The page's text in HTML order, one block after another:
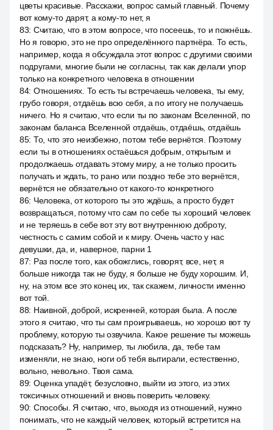
цветы красивые. Расскажи, вопрос самый главный. Почему
вот кому-то дарят, а кому-то нет, я
83: Считаю, что в этом вопросе, что посеешь, то и пожнёшь.
Но я говорю, это не про определённого партнёра. То есть,
например, когда я обсуждала этот вопрос с другими своими
подругами, многие были не согласны, так как делали упор
только на конкретного человека в отношении
84: Отношениях. То есть ты встречаешь человека, ты ему,
грубо говоря, отдаёшь всю себя, а по итогу не получаешь
ничего. Но я считаю, что если ты по законам Вселенной, по
законам баланса Вселенной отдаёшь, отдаёшь, отдаёшь
85: То, что это неизбежно, потом тебе вернётся. Поэтому
если ты в отношениях остаёшься добрым, открытым и
продолжаешь отдавать этому миру, а не только просить
получать и ждать, то рано или поздно тебе это вернётся,
вернётся не обязательно от какого-то конкретного
86: Человека, от которого ты это ждёшь, а просто будет
возвращаться, потому что сам по себе ты хороший человек
и не теряешь в себе вот эту вот внутреннюю доброту,
честность с самим собой и к миру. Очень часто у нас
девушки, да, и, наверное, парни 1
87: Раз после того, как обожглись, говорят, все, нет, я
больше никогда так не буду, я больше не буду хорошим. И,
ну, на этом все это конец их, так скажем, личности именно
вот той.
88: Наивной, доброй, искренней, которая была. А после
этого я считаю, что ты сам проигрываешь, но хорошо вот ту
проблему, которую ты озвучила. Какое решение ты можешь
подсказать? Ну, например, ты любила, да, тебе там
изменяли, не знаю, ноги об тебя вытирали, естественно,
вольно, невольно. Твоя сама.
89: Оценка упадёт, безусловно, выйти из этого, из этих
токсичных отношений и вновь поверить человеку.
90: Способы. Я считаю, что, выходя из отношений, нужно
понимать, что не каждый человек, который встретится на